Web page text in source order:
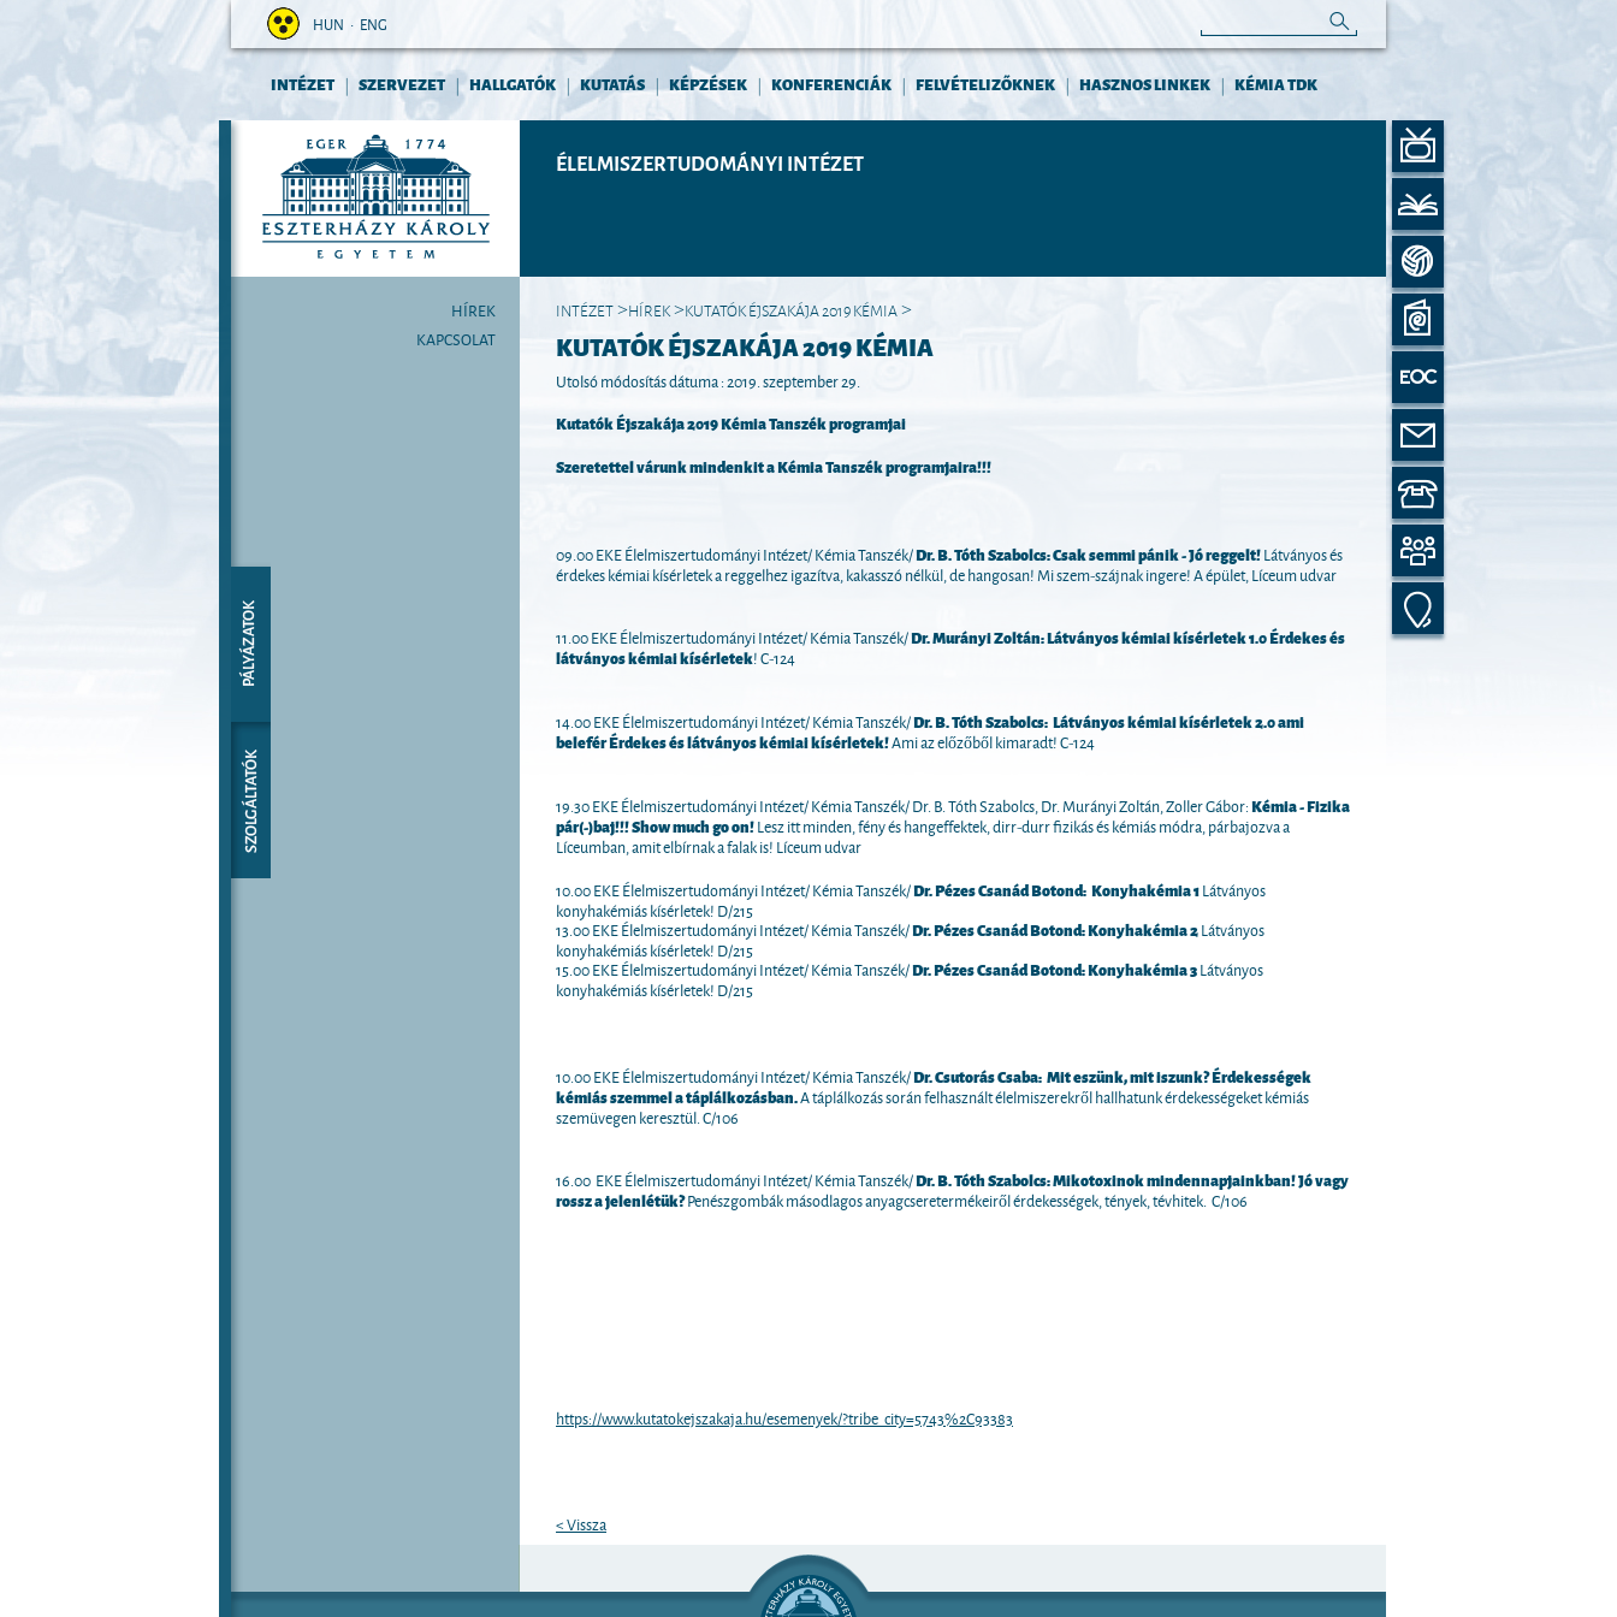
HUN • ENG
INTÉZET | SZERVEZET | HALLGATÓK | KUTATÁS | KÉPZÉSEK | KONFERENCIÁK | FELVÉTELIZŐKNEK | HASZNOS LINKEK | KÉMIA TDK
ÉLELMISZERTUDOMÁNYI INTÉZET
HÍREK
KAPCSOLAT
INTÉZET>HÍREK>KUTATÓK ÉJSZAKÁJA 2019 KÉMIA>
KUTATÓK ÉJSZAKÁJA 2019 KÉMIA
Utolsó módosítás dátuma : 2019. szeptember 29.
Kutatók Éjszakája 2019 Kémia Tanszék programjai
Szeretettel várunk mindenkit a Kémia Tanszék programjaira!!!
09.00 EKE Élelmiszertudományi Intézet/ Kémia Tanszék/Dr. B. Tóth Szabolcs:Csak semmi pánik - Jó reggelt!Látványos és
érdekes kémiai kísérletek a reggelhez igazítva, kakasszó nélkül, de hangosan! Mi szem-szájnak ingere! A épület, Líceum udvar
11.00 EKE Élelmiszertudományi Intézet/ Kémia Tanszék/Dr. Murányi Zoltán:Látványos kémiai kísérletek 1.0 Érdekes és
látványos kémiai kísérletek! C-124
14.00 EKE Élelmiszertudományi Intézet/ Kémia Tanszék/Dr. B. Tóth Szabolcs:Látványos kémiai kísérletek 2.0 ami
belefér Érdekes és látványos kémiai kísérletek!Ami az előzőből kimaradt! C-124
19.30 EKE Élelmiszertudományi Intézet/ Kémia Tanszék/Dr. B. Tóth Szabolcs, Dr. Murányi Zoltán, Zoller Gábor:Kémia - Fizika
pár(-)baj!!! Show much go on!Lesz itt minden, fény és hangeffektek, dirr-durr fizikás és kémiás módra, párbajozva a
Líceumban, amit elbírnak a falak is! Líceum udvar
10.00 EKE Élelmiszertudományi Intézet/ Kémia Tanszék/Dr. Pézes Csanád Botond:Konyhakémia 1Látványos
konyhakémiás kísérletek! D/215
13.00 EKE Élelmiszertudományi Intézet/ Kémia Tanszék/Dr. Pézes Csanád Botond: Konyhakémia 2Látványos
konyhakémiás kísérletek! D/215
15.00 EKE Élelmiszertudományi Intézet/ Kémia Tanszék/Dr. Pézes Csanád Botond:Konyhakémia 3Látványos
konyhakémiás kísérletek! D/215
10.00 EKE Élelmiszertudományi Intézet/ Kémia Tanszék/Dr. Csutorás Csaba:Mit eszünk, mit iszunk? Érdekességek
kémiás szemmel a táplálkozásban.A táplálkozás során felhasznált élelmiszerekről hallhatunk érdekességeket kémiás
szemüvegen keresztül. C/106
16.00 EKE Élelmiszertudományi Intézet/ Kémia Tanszék/Dr. B. Tóth Szabolcs:Mikotoxinok mindennapjainkban! Jó vagy
rossz a jelenlétük?Penészgombák másodlagos anyagcseretermékeiről érdekességek, tények, tévhitek. C/106
https://www.kutatokejszakaja.hu/esemenyek/?tribe_city=5743%2C93383
< Vissza